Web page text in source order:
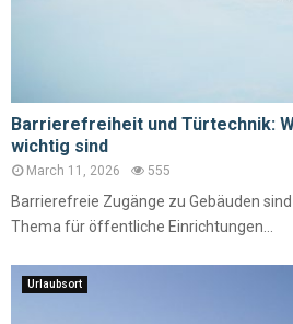
Barrierefreiheit und Türtechnik:
wichtig sind
March 11, 2026 555
Barrierefreie Zugänge zu Gebäuden
Thema für öffentliche Einrichtungen...
Urlaubsort